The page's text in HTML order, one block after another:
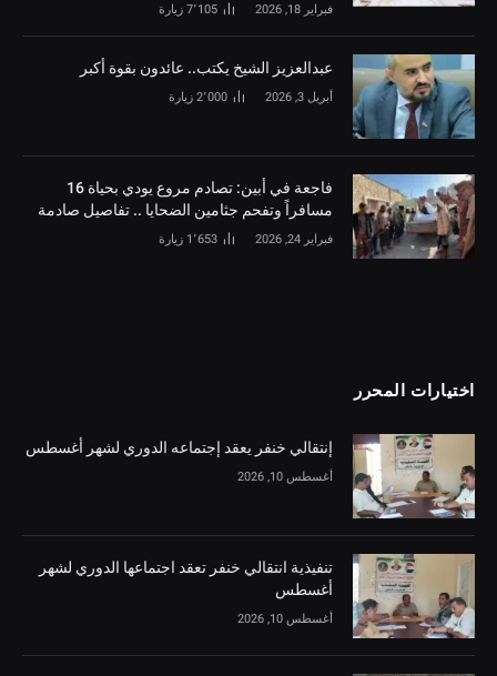
فبراير 18, 2026 7٬105 زيارة
‏عبدالعزيز الشيخ يكتب.. عائدون بقوة أكبر
أبريل 3, 2026 2٬000 زيارة
فاجعة في أبين: تصادم مروع يودي بحياة 16
مسافراً وتفحم جثامين الضحايا .. تفاصيل صادمة
فبراير 24, 2026 1٬653 زيارة
اختيارات المحرر
إنتقالي خنفر يعقد إجتماعه الدوري لشهر أغسطس
أغسطس 10, 2026
تنفيذية انتقالي خنفر تعقد اجتماعها الدوري لشهر
أغسطس
أغسطس 10, 2026